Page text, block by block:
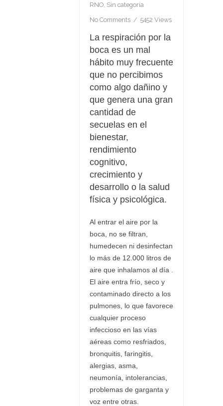
RNO Sin categoría
No Comments
5452 Views
La respiración por la
boca es un mal
hábito muy frecuente
que no percibimos
como algo dañino y
que genera una gran
cantidad de
secuelas en el
bienestar,
rendimiento
cognitivo,
crecimiento y
desarrollo o la salud
física y psicológica.
Al entrar el aire por la
boca, no se filtran,
humedecen ni desinfectan
lo más de 12.000 litros de
aire que inhalamos al día .
El aire entra frío, seco y
contaminado directo a los
pulmones, lo que favorece
cualquier proceso
infeccioso en las vías
aéreas como resfriados,
bronquitis, faringitis,
alergias, asma,
neumonía, intolerancias,
problemas de garganta y
voz entre otras.